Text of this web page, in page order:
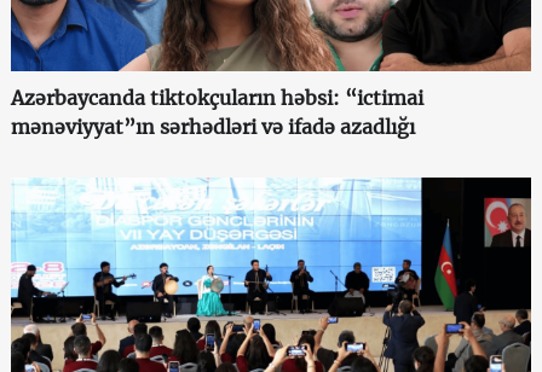
Azərbaycanda tiktokçuların həbsi: “ictimai
mənəviyyat”ın sərhədləri və ifadə azadlığı